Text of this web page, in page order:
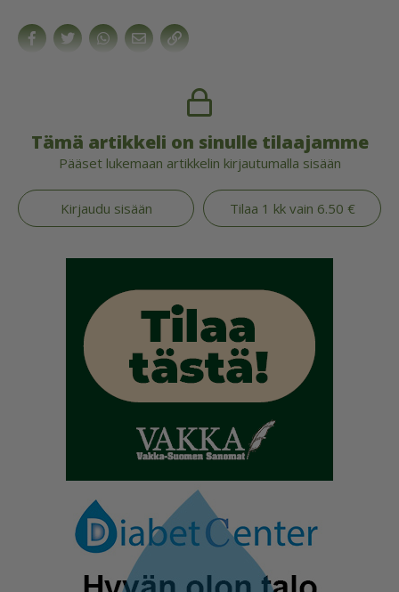
Tämä artikkeli on sinulle tilaajamme
Pääset lukemaan artikkelin kirjautumalla sisään
Kirjaudu sisään Tilaa 1 kk vain 6.50 €